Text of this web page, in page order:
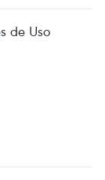
de Uso